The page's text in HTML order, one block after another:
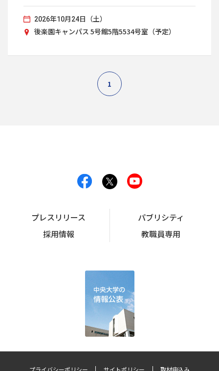
2026年10月24日（土）
後楽園キャンパス 5号館5階5534号室（予定）
1
プレスリリース
パブリシティ
採用情報
教職員専用
プライバシーポリシー サイトポリシー 取材申込み